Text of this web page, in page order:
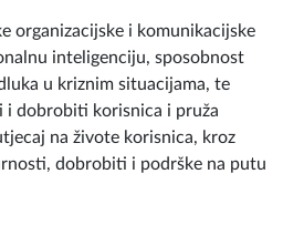
organizacijske i komunikacijske
inteligenciju, sposobnost
u kriznim situacijama, te
i dobrobiti korisnica i pruža
na živote korisnica, kroz
dobrobiti i podrške na putu